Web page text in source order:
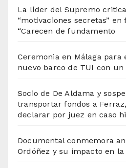
La líder del Supremo
“motivaciones secretas”
“Carecen de fundamento
Ceremonia en Málaga para
nuevo barco de TUI con
Socio de De Aldama y
transportar fondos a
declarar por juez en caso
Documental conmemora
Ordóñez y su impacto en